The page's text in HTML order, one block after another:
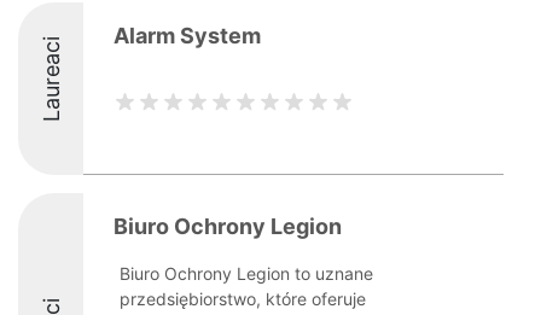
Laureaci Alarm System
Biuro Ochrony Legion
Biuro Ochrony Legion to uznane
przedsiębiorstwo, które oferuje